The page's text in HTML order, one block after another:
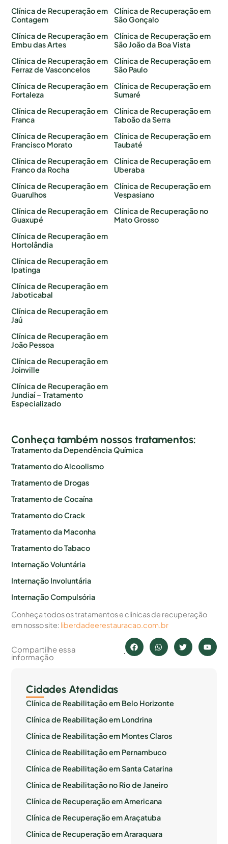
Clínica de Recuperação em
Contagem
Clínica de Recuperação em
Embu das Artes
Clínica de Recuperação em
Ferraz de Vasconcelos
Clínica de Recuperação em
Fortaleza
Clínica de Recuperação em
Franca
Clínica de Recuperação em
Francisco Morato
Clínica de Recuperação em
Franco da Rocha
Clínica de Recuperação em
Guarulhos
Clínica de Recuperação em
Guaxupé
Clínica de Recuperação em
Hortolândia
Clínica de Recuperação em
Ipatinga
Clínica de Recuperação em
Jaboticabal
Clínica de Recuperação em
Jaú
Clínica de Recuperação em
João Pessoa
Clínica de Recuperação em
Joinville
Clínica de Recuperação em
Jundiaí – Tratamento
Especializado
Clínica de Recuperação em
São Gonçalo
Clínica de Recuperação em
São João da Boa Vista
Clínica de Recuperação em
São Paulo
Clínica de Recuperação em
Sumaré
Clínica de Recuperação em
Taboão da Serra
Clínica de Recuperação em
Taubaté
Clínica de Recuperação em
Uberaba
Clínica de Recuperação em
Vespasiano
Clínica de Recuperação no
Mato Grosso
Conheça também nossos tratamentos:
Tratamento da Dependência Química
Tratamento do Alcoolismo
Tratamento de Drogas
Tratamento de Cocaína
Tratamento do Crack
Tratamento da Maconha
Tratamento do Tabaco
Internação Voluntária
Internação Involuntária
Internação Compulsória
Conheça todos os tratamentos e clinicas de recuperação
em nosso site: liberdadeerestauracao.com.br
Compartilhe essa
informação
Cidades Atendidas
Clínica de Reabilitação em Belo Horizonte
Clínica de Reabilitação em Londrina
Clínica de Reabilitação em Montes Claros
Clínica de Reabilitação em Pernambuco
Clínica de Reabilitação em Santa Catarina
Clínica de Reabilitação no Rio de Janeiro
Clínica de Recuperação em Americana
Clínica de Recuperação em Araçatuba
Clínica de Recuperação em Araraquara